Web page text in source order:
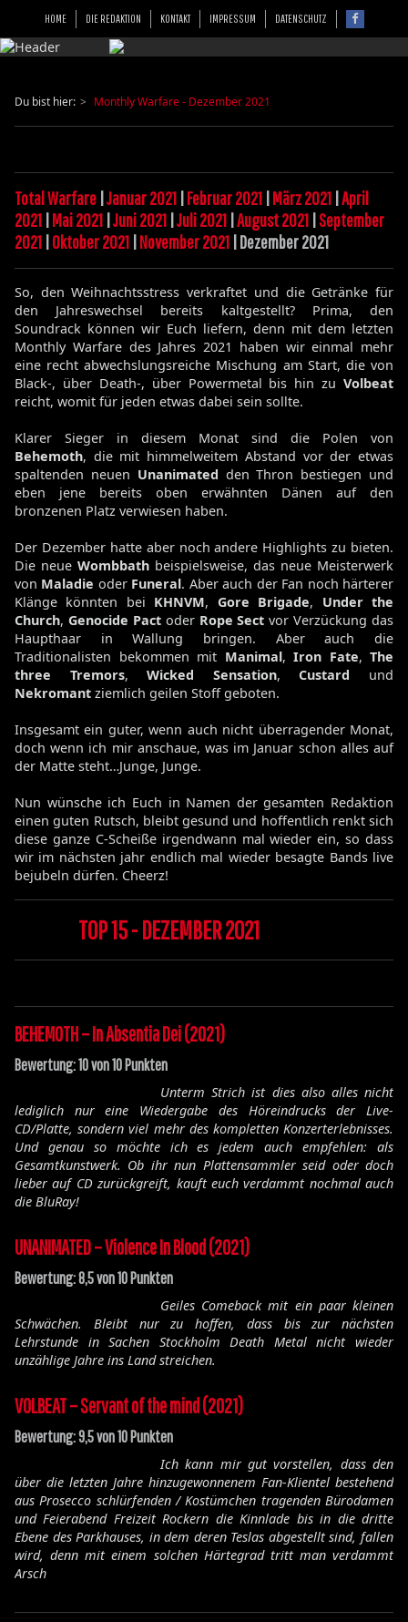
HOME DIE REDAKTION KONTAKT IMPRESSUM DATENSCHUTZ
Du bist hier: Monthly Warfare - Dezember 2021
Total Warfare |Januar 2021 | Februar 2021 | März 2021 |April
2021 | Mai 2021 |Juni 2021 |Juli 2021 |August 2021 |September
2021 | Oktober 2021 | November 2021 | Dezember 2021
So, den Weihnachtsstress verkraftet und die Getränke für
den Jahreswechsel bereits kaltgestellt? Prima, den
Soundrack können wir Euch liefern, denn mit dem letzten
Monthly Warfare des Jahres 2021 haben wir einmal mehr
eine recht abwechslungsreiche Mischung am Start, die von
Black-, über Death-, über Powermetal bis hin zu Volbeat
reicht, womit für jeden etwas dabei sein sollte.
Klarer Sieger in diesem Monat sind die Polen von
Behemoth, die mit himmelweitem Abstand vor der etwas
spaltenden neuen Unanimated den Thron bestiegen und
eben jene bereits oben erwähnten Dänen auf den
bronzenen Platz verwiesen haben.
Der Dezember hatte aber noch andere Highlights zu bieten.
Die neue Wombbath beispielsweise, das neue Meisterwerk
von Maladie oder Funeral. Aber auch der Fan noch härterer
Klänge könnten bei KHNVM, Gore Brigade, Under the
Church, Genocide Pactoder Rope Sect vor Verzückung das
Haupthaar in Wallung bringen. Aber auch die
Traditionalisten bekommen mit Manimal, Iron Fate, The
three Tremors,Wicked Sensation,Custard und
Nekromant ziemlich geilen Stoff geboten.
Insgesamt ein guter, wenn auch nicht überragender Monat,
doch wenn ich mir anschaue, was im Januar schon alles auf
der Matte steht…Junge, Junge.
Nun wünsche ich Euch in Namen der gesamten Redaktion
einen guten Rutsch, bleibt gesund und hoffentlich renkt sich
diese ganze C-Scheiße irgendwann mal wieder ein, so dass
wir im nächsten jahr endlich mal wieder besagte Bands live
bejubeln dürfen. Cheerz!
TOP 15 - DEZEMBER 2021
BEHEMOTH – In Absentia Dei (2021)
Bewertung: 10 von 10 Punkten
Unterm Strich ist dies also alles nicht
lediglich nur eine Wiedergabe des Höreindrucks der Live-
CD/Platte, sondern viel mehr des kompletten Konzerterlebnisses.
Und genau so möchte ich es jedem auch empfehlen: als
Gesamtkunstwerk. Ob ihr nun Plattensammler seid oder doch
lieber auf CD zurückgreift, kauft euch verdammt nochmal auch
die BluRay!
UNANIMATED – Violence In Blood (2021)
Bewertung: 8,5 von 10 Punkten
Geiles Comeback mit ein paar kleinen
Schwächen. Bleibt nur zu hoffen, dass bis zur nächsten
Lehrstunde in Sachen Stockholm Death Metal nicht wieder
unzählige Jahre ins Land streichen.
VOLBEAT – Servant of the mind (2021)
Bewertung: 9,5 von 10 Punkten
Ich kann mir gut vorstellen, dass den
über die letzten Jahre hinzugewonnenem Fan-Klientel bestehend
aus Prosecco schlürfenden / Kostümchen tragenden Bürodamen
und Feierabend Freizeit Rockern die Kinnlade bis in die dritte
Ebene des Parkhauses, in dem deren Teslas abgestellt sind, fallen
wird, denn mit einem solchen Härtegrad tritt man verdammt
Arsch